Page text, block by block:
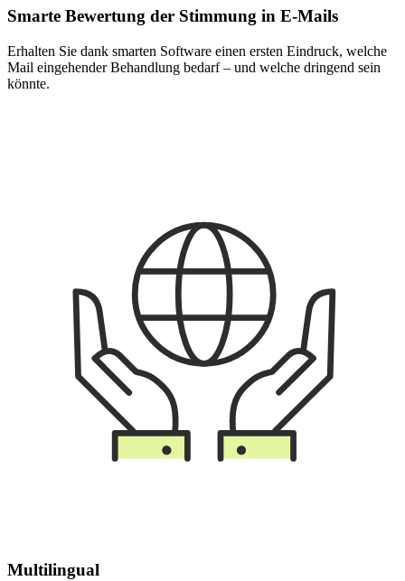
Smarte Bewertung der Stimmung in E-Mails
Erhalten Sie dank smarten Software einen ersten Eindruck, welche
Mail eingehender Behandlung bedarf – und welche dringend sein
könnte.
Multilingual